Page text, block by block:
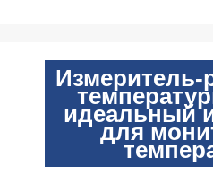
Измеритель-
идеальный
для